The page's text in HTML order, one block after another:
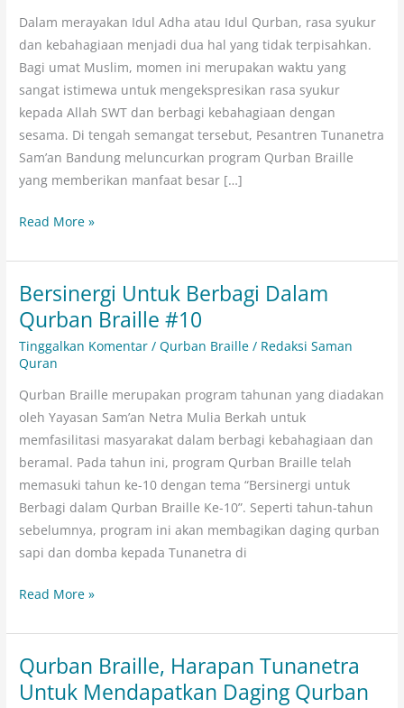
Dalam merayakan Idul Adha atau Idul Qurban, rasa syukur
dan kebahagiaan menjadi dua hal yang tidak terpisahkan.
Bagi umat Muslim, momen ini merupakan waktu yang
sangat istimewa untuk mengekspresikan rasa syukur
kepada Allah SWT dan berbagi kebahagiaan dengan
sesama. Di tengah semangat tersebut, Pesantren Tunanetra
Sam’an Bandung meluncurkan program Qurban Braille
yang memberikan manfaat besar […]
sebagai
Penerima
Manfaat
Program
Qurban
Braille
Read More »
Bersinergi Untuk Berbagi Dalam
Qurban Braille #10
Tinggalkan Komentar /Qurban Braille / Redaksi Saman
Quran
Qurban Braille merupakan program tahunan yang diadakan
oleh Yayasan Sam’an Netra Mulia Berkah untuk
memfasilitasi masyarakat dalam berbagi kebahagiaan dan
beramal. Pada tahun ini, program Qurban Braille telah
memasuki tahun ke-10 dengan tema “Bersinergi untuk
Berbagi dalam Qurban Braille Ke-10”. Seperti tahun-tahun
sebelumnya, program ini akan membagikan daging qurban
sapi dan domba kepada Tunanetra di
Bersinergi
Untuk
Berbagi
Dalam
Braille
#10
Read More »
Qurban Braille, Harapan Tunanetra
Untuk Mendapatkan Daging Qurban
Qurban
Braille,